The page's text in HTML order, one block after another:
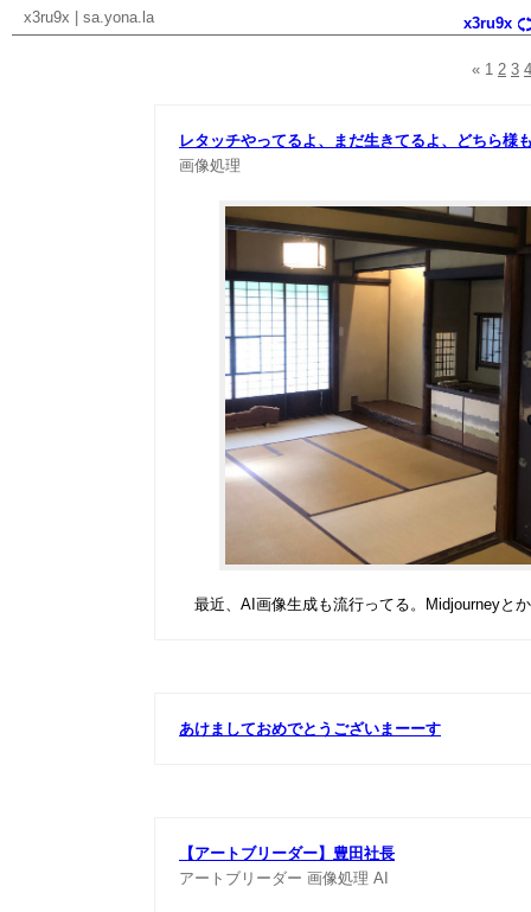
x3ru9x sa.yona.la x3ru9x
« 1 2 3 4
レタッチやってるよ、まだ生きてるよ、どちら様
画像処理
最近、AI画像生成も流行ってる。Midjourneyと
あけましておめでとうございまーーす
【アートブリーダー】豊田社長
アートブリーダー 画像処理 AI